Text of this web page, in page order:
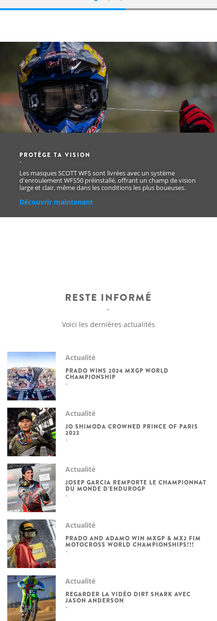
PROTÈGE TA VISION
Les masques SCOTT WFS sont livrées avec un système
d'enroulement WFS50 préinstallé, offrant un champ de vision
large et clair, même dans les conditions les plus boueuses.
Découvrir maintenant
RESTE INFORMÉ
Voici les dernières actualités
Actualité
PRADO WINS 2024 MXGP WORLD
CHAMPIONSHIP
Actualité
JO SHIMODA CROWNED PRINCE OF PARIS
2023
Actualité
JOSEP GARCIA REMPORTE LE CHAMPIONNAT
DU MONDE D’ENDUROGP
Actualité
PRADO AND ADAMO WIN MXGP & MX2 FIM
MOTOCROSS WORLD CHAMPIONSHIPS!!!
Actualité
REGARDER LA VIDÉO DIRT SHARK AVEC
JASON ANDERSON